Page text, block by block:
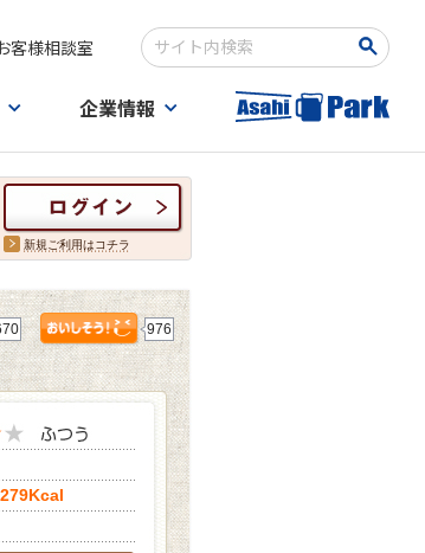
客様相談室
検索キーワード入力
企業情報
新規ご利用はコチラ
976
279Kcal